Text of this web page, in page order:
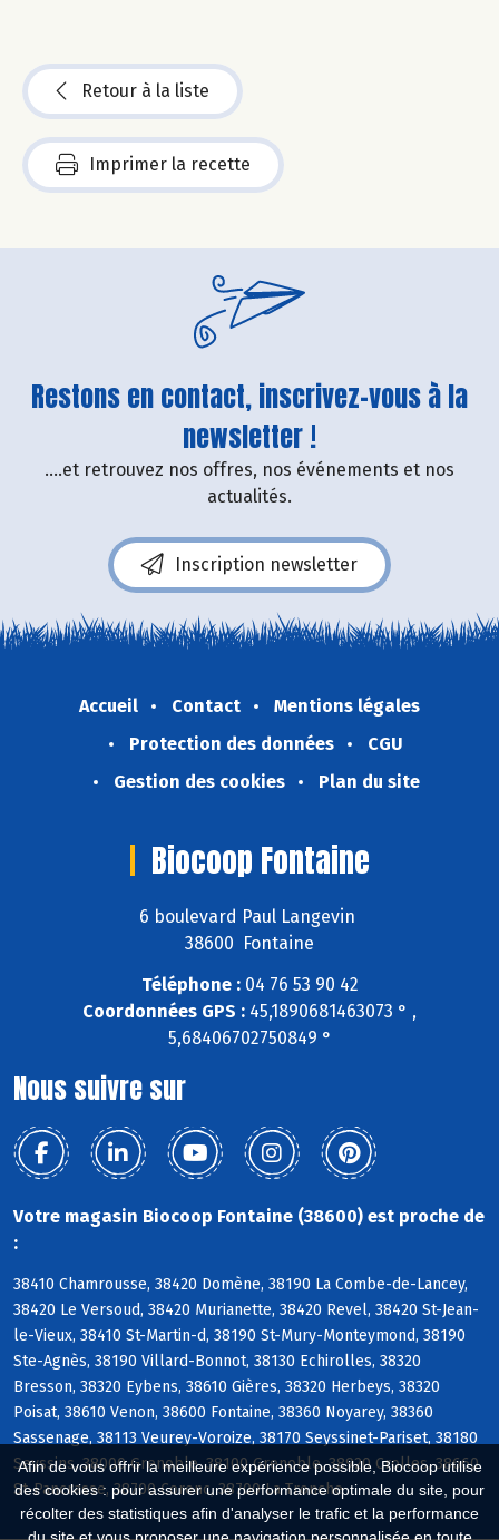
Afin de vous offrir la meilleure expérience possible, Biocoop utilise
des cookies : pour assurer une performance optimale du site, pour
récolter des statistiques afin d'analyser le trafic et la performance
Retour à la liste
Imprimer la recette
Restons en contact, inscrivez-vous à la
newsletter !
....et retrouvez nos offres, nos événements et nos
actualités.
Inscription newsletter
Accueil Contact
Mentions légales
Protection des données
CGU
Gestion des cookies
Plan du site
Biocoop Fontaine
6 boulevard Paul Langevin
38600 Fontaine
Téléphone :04 76 53 90 42
Coordonnées GPS : 45,1890681463073 ° ,
5,68406702750849 °
Nous suivre sur
Votre magasin Biocoop Fontaine (38600) est proche de
:
38410 Chamrousse, 38420 Domène, 38190 La Combe-de-Lancey,
38420 Le Versoud, 38420 Murianette, 38420 Revel, 38420 St-Jean-
le-Vieux, 38410 St-Martin-d, 38190 St-Mury-Monteymond, 38190
Ste-Agnès, 38190 Villard-Bonnot, 38130 Echirolles, 38320
Bresson, 38320 Eybens, 38610 Gières, 38320 Herbeys, 38320
Poisat, 38610 Venon, 38600 Fontaine, 38360 Noyarey, 38360
Sassenage, 38113 Veurey-Voroize, 38170 Seyssinet-Pariset, 38180
Seyssins, 38000 Grenoble, 38100 Grenoble, 38920 Crolles, 38660
St-Pancrasse, 38700 Corenc, 38700 La Tronche